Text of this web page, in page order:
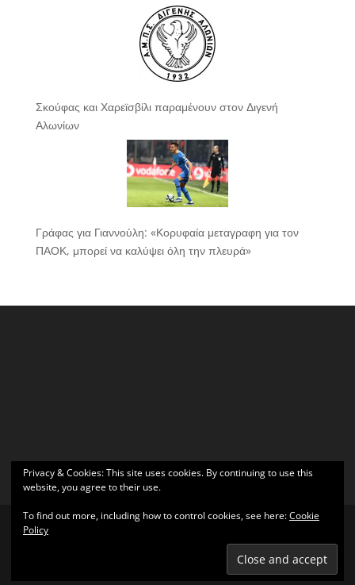
Σκούφας και Χαρεϊσβίλι παραμένουν στον Διγενή
Αλωνίων
Γράφας για Γιαννούλη: «Κορυφαία μεταγραφη για τον
ΠΑΟΚ, μπορεί να καλύψει όλη την πλευρά»
| Υποστηρίζεται από
Privacy & Cookies: This site uses cookies. By continuing to use this
website, you agree to their use.
To find out more, including how to control cookies, see here:Cookie
Policy